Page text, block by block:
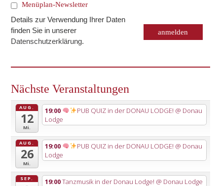
Menüplan-Newsletter
Details zur Verwendung Ihrer Daten
finden Sie in unserer
Datenschutzerklärung.
Nächste Veranstaltungen
AUG.
12
Mi.
19:00 PUB QUIZ in der DONAU LODGE! @ Donau
Lodge
AUG.
26
Mi.
19:00 PUB QUIZ in der DONAU LODGE! @ Donau
Lodge
SEP. 19:00Tanzmusik in der Donau Lodge! @ Donau Lodge